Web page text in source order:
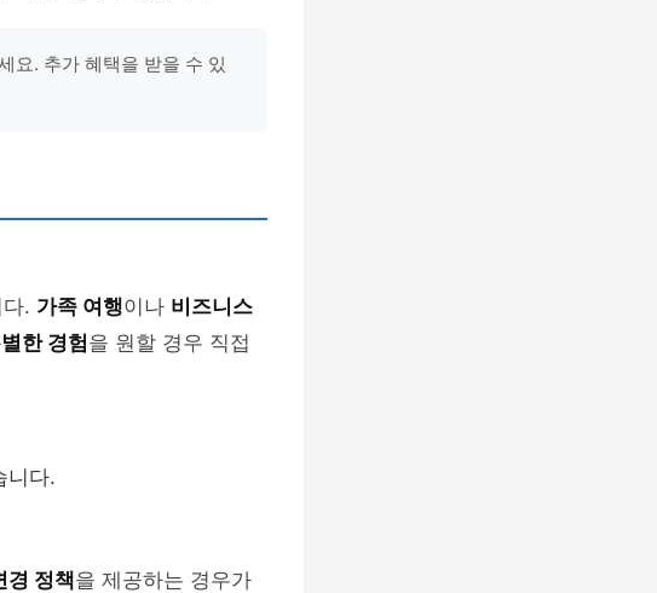
요. 추가 혜택을 받을 수 있
. 가족 여행이나 비즈니스
한 경험을 원할 경우 직접
니다.
경 정책을 제공하는 경우가